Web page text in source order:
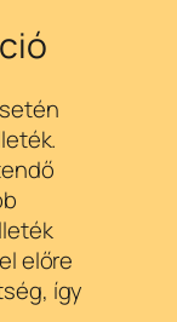
előre
így